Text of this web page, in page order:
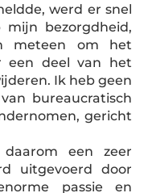
werd er snel
bezorgdheid,
meteen om het
een deel van het
Ik heb geen
bureaucratisch
gericht
een zeer
uitgevoerd door
passie en